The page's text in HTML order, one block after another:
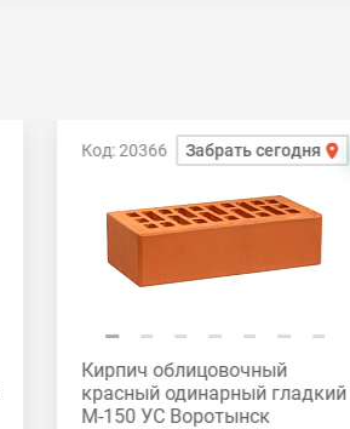
Код: 20366 Забрать сегодня
Кирпич облицовочный
красный одинарный гладкий
М-150 УС Воротынск